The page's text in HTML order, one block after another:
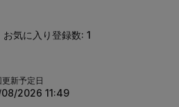
お気に入り登録数: 1
更新予定日
2026 11:49